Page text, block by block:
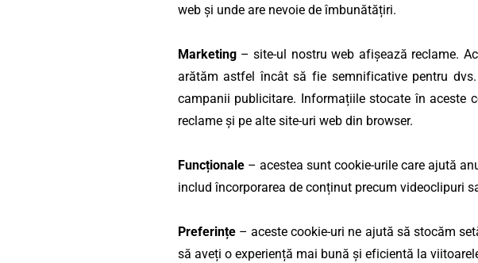
web și unde are nevoie de îmbunătățiri.
Marketing – site-ul nostru web afișează reclame.
arătăm astfel încât să fie semnificative pentru
campanii publicitare. Informațiile stocate în
reclame și pe alte site-uri web din browser.
Funcționale – acestea sunt cookie-urile care ajută
includ încorporarea de conținut precum videoclipuri
Preferințe – aceste cookie-uri ne ajută să stocăm
să aveți o experiență mai bună și eficientă la